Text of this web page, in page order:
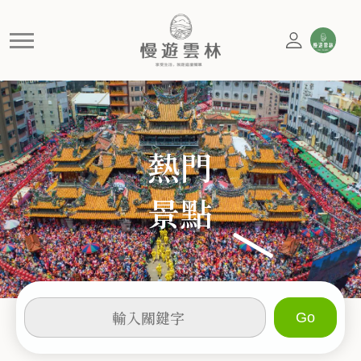
經濟部評鑒觀光工廠
慢遊雲林，享受生活 就是這麼簡單
熱門
景點
輸
入